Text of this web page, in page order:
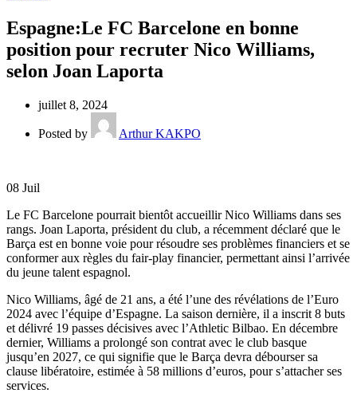
Espagne:Le FC Barcelone en bonne
position pour recruter Nico Williams,
selon Joan Laporta
juillet 8, 2024
Posted by Arthur KAKPO
08 Juil
Le FC Barcelone pourrait bientôt accueillir Nico Williams dans ses
rangs. Joan Laporta, président du club, a récemment déclaré que le
Barça est en bonne voie pour résoudre ses problèmes financiers et se
conformer aux règles du fair-play financier, permettant ainsi l’arrivée
du jeune talent espagnol.
Nico Williams, âgé de 21 ans, a été l’une des révélations de l’Euro
2024 avec l’équipe d’Espagne. La saison dernière, il a inscrit 8 buts
et délivré 19 passes décisives avec l’Athletic Bilbao. En décembre
dernier, Williams a prolongé son contrat avec le club basque
jusqu’en 2027, ce qui signifie que le Barça devra débourser sa
clause libératoire, estimée à 58 millions d’euros, pour s’attacher ses
services.